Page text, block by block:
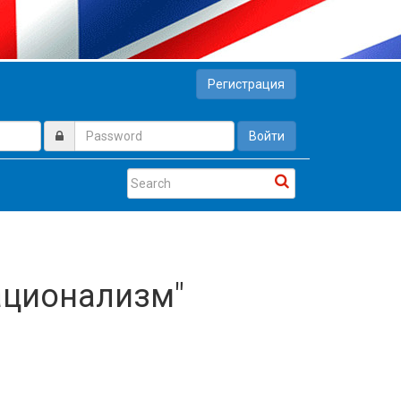
Регистрация
Войти